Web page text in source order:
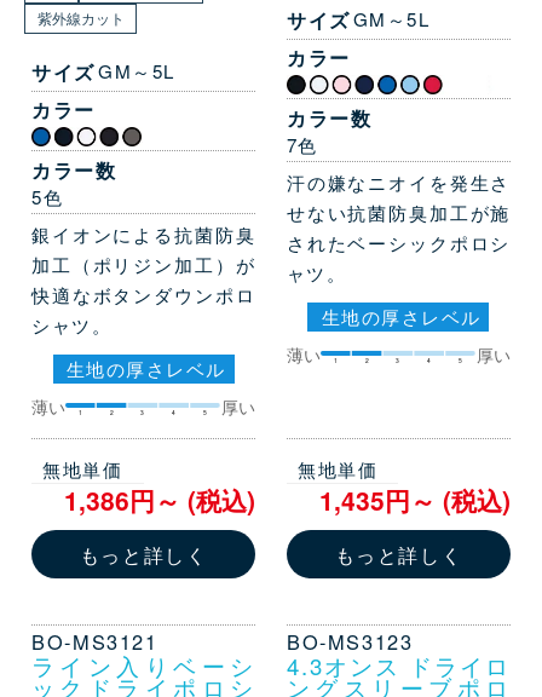
紫外線カット
サイズGM～5L
カラー
カラー数
5色
銀イオンによる抗菌防臭
加工（ポリジン加工）が
快適なボタンダウンポロ
シャツ。
生地の厚さレベル
薄い 1 2 3 4 5 厚い
無地単価
1,386円～ (税込)
もっと詳しく
サイズGM～5L
カラー
カラー数
7色
汗の嫌なニオイを発生さ
せない抗菌防臭加工が施
されたベーシックポロシ
ャツ。
生地の厚さレベル
薄い 1 2 3 4 5 厚い
無地単価
1,435円～ (税込)
もっと詳しく
BO-MS3121
ライン入りベーシ
ックドライポロシ
BO-MS3123
4.3オンス ドライロ
ングスリーブポロ